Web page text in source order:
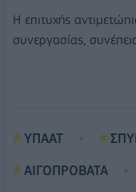
Η επιτυχής
συνεργασίας,
ΥΠΑΑΤ
ΑΙΓΟΠΡΟΒΑΤΑ